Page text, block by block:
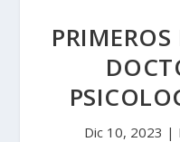
PRIMEROS
Dic 10, 2023 |